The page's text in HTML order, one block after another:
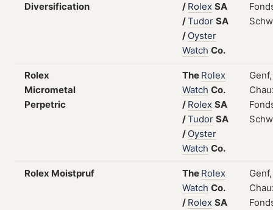
Diversification
/ Rolex SA
/Tudor SA
/ Oyster
Watch Co.
Rolex
Micrometal
Perpetric
The Rolex
Watch Co.
/ Rolex SA
/Tudor SA
/ Oyster
Watch Co.
Rolex Moistpruf The Rolex
Watch Co.
/ Rolex SA